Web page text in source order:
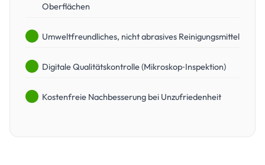
Oberflächen
Umweltfreundliches, nicht abrasives Reinigungsmittel
Digitale Qualitätskontrolle (Mikroskop‑Inspektion)
Kostenfreie Nachbesserung bei Unzufriedenheit